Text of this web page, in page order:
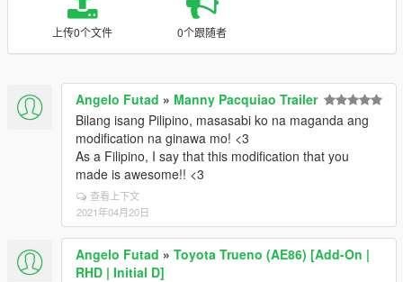
上传0个文件 0个跟随者
Angelo Futad » Manny Pacquiao Trailer
Bilang isang Pilipino, masasabi ko na maganda ang
modification na ginawa mo! <3
As a Filipino, I say that this modification that you
made is awesome!! <3
查看上下文
2021年04月20日
Angelo Futad » Toyota Trueno (AE86) [Add-On |
RHD | Initial D]